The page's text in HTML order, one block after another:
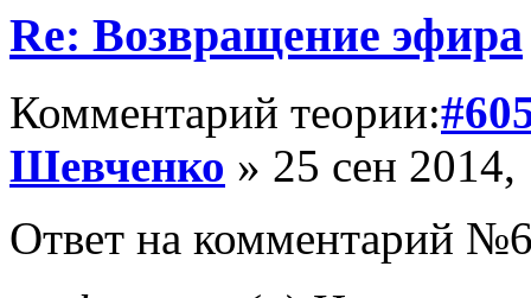
Re: Возвращение эфира
Комментарий теории:
Шевченко » 25 сен 2014,
Ответ на комментарий